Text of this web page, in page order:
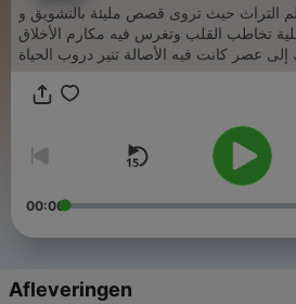
التراث حيث تروى قصص مليئة بالتشويق و
تخاطب القلب وتغرس فيه مكارم الأخلاق
إلى عصر كانت فيه الأصالة تنير دروب الحياة
00:00
Afleveringen